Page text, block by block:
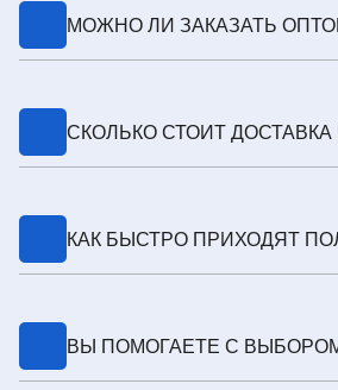
МОЖНО ЛИ ЗАКАЗАТЬ
СКОЛЬКО СТОИТ
КАК БЫСТРО ПРИХОДЯТ
ВЫ ПОМОГАЕТЕ С